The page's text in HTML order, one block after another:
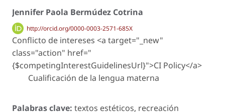
Jennifer Paola Bermúdez Cotrina
http://orcid.org/0000-0003-2571-685X
Conflicto de intereses <a target="_new"
class="action" href="
{$competingInterestGuidelinesUrl}">CI Policy</a>
Cualificación de la lengua materna
Palabras clave: textos estéticos, recreación